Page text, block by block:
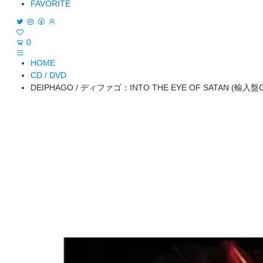
FAVORITE
0
HOME
CD / DVD
DEIPHAGO / ディファゴ：INTO THE EYE OF SATAN (輸入